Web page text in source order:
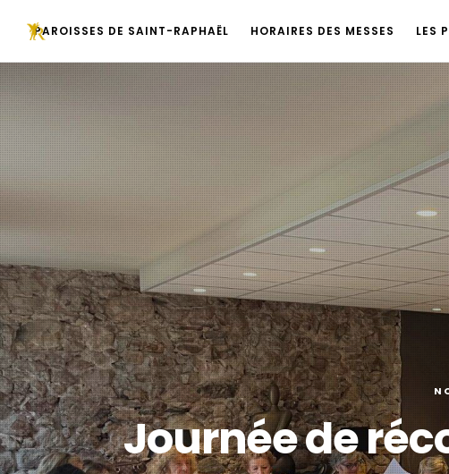
PAROISSES DE SAINT-RAPHAËL HORAIRES DES MESSES LES
Journée de